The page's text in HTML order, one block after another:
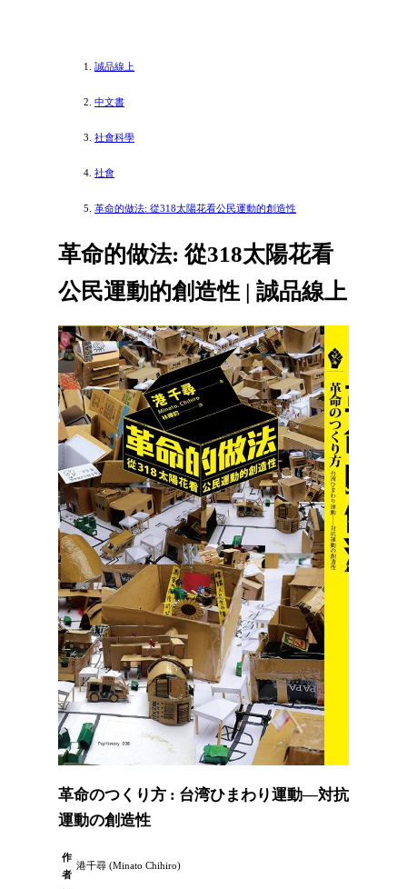
誠品線上
中文書
社會科學
社會
革命的做法: 從318太陽花看公民運動的創造性
革命的做法: 從318太陽花看
公民運動的創造性 | 誠品線上
革命のつくり方 : 台湾ひまわり運動―対抗
運動の創造性
作
者
港千尋 (Minato Chihiro)